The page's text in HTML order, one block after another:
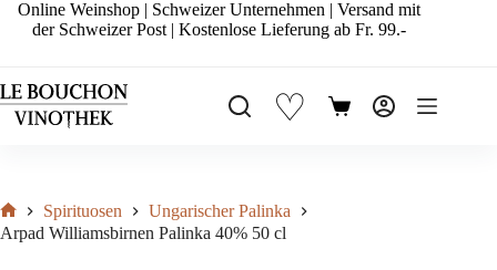
Zum
Inhalt
Online Weinshop | Schweizer Unternehmen | Versand mit
der Schweizer Post | Kostenlose Lieferung ab Fr. 99.-
♡ Warenkorb
Start
Spirituosen
Ungarischer Palinka
Arpad Williamsbirnen Palinka 40% 50 cl